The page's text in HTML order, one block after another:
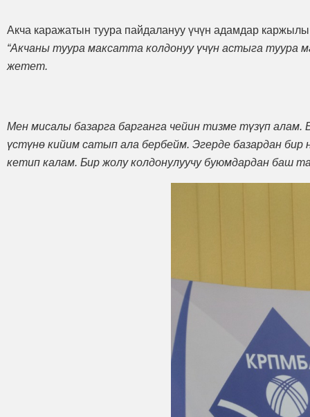
Акча каражатын туура пайдалануу үчүн адамдар
“Акчаны туура максатта колдонуу үчүн астыга туура
жетет.
Мен мисалы базарга барганга чейин тизме түзүп
үстүнө кийим сатып ала бербейм. Эгерде базардан
кетип калам. Бир жолу колдонулуучу буюмдардан баш